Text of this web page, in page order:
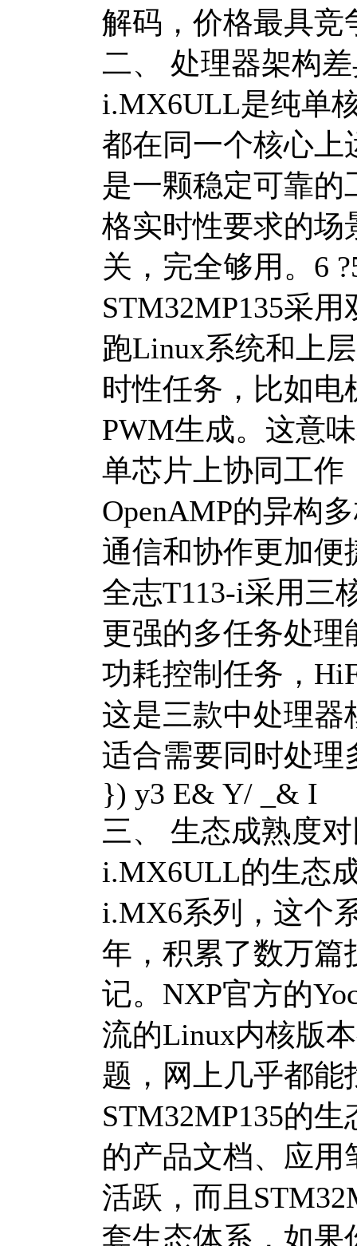
解码，价格最具竞
二、 处理器架构
i.MX6ULL是纯单
都在同一个核心上
是一颗稳定可靠
格实时性要求的
关，完全够用。 6
STM32MP135采
跑Linux系统和上
时性任务，比如
PWM生成。这意
单芯片上协同工作
OpenAMP的异构
通信和协作更加便
全志T113-i采用三
更强的多任务处理
功耗控制任务，
这是三款中处理器
适合需要同时处理
}) y3 E& Y/ _& I
三、 生态成熟度
i.MX6ULL的生态
i.MX6系列，这个
年，积累了数万篇
记。NXP官方的
流的Linux内核版
题，网上几乎都能
STM32MP135的
的产品文档、应用
活跃，而且
套生态体系，如果